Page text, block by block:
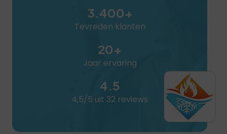
3.400+
Tevreden klanten
20+
Jaar ervaring
4.5
4,5/5 uit 32 reviews